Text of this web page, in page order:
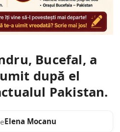
Bucefal, a
după el
Pakistan.
Elena Mocanu